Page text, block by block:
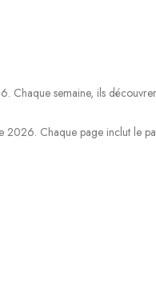
semaine, ils
2026. Chaque page inclut le